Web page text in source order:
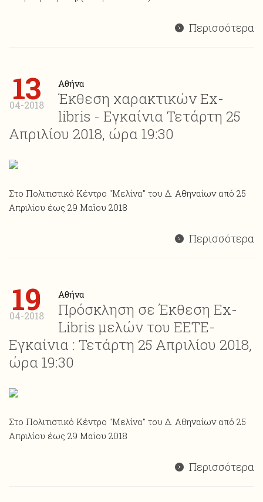
Περισσότερα
13
04-2018
Αθήνα
Έκθεση χαρακτικών Ex-
libris - Εγκαίνια Τετάρτη 25
Απριλίου 2018, ώρα 19:30
Στο Πολιτιστικό Κέντρο "Μελίνα" του Δ. Αθηναίων από 25
Απριλίου έως 29 Μαΐου 2018
Περισσότερα
19
04-2018
Αθήνα
Πρόσκληση σε Έκθεση Ex-
Libris μελών του ΕΕΤΕ-
Εγκαίνια : Τετάρτη 25 Απριλίου 2018,
ώρα 19:30
Στο Πολιτιστικό Κέντρο "Μελίνα" του Δ. Αθηναίων από 25
Απριλίου έως 29 Μαΐου 2018
Περισσότερα